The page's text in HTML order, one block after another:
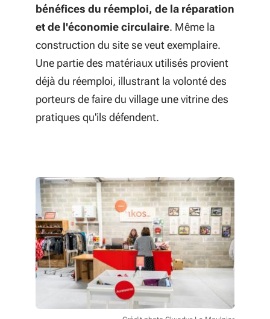
bénéfices du réemploi, de la réparation
et de l'économie circulaire. Même la
construction du site se veut exemplaire.
Une partie des matériaux utilisés provient
déjà du réemploi, illustrant la volonté des
porteurs de faire du village une vitrine des
pratiques qu'ils défendent.